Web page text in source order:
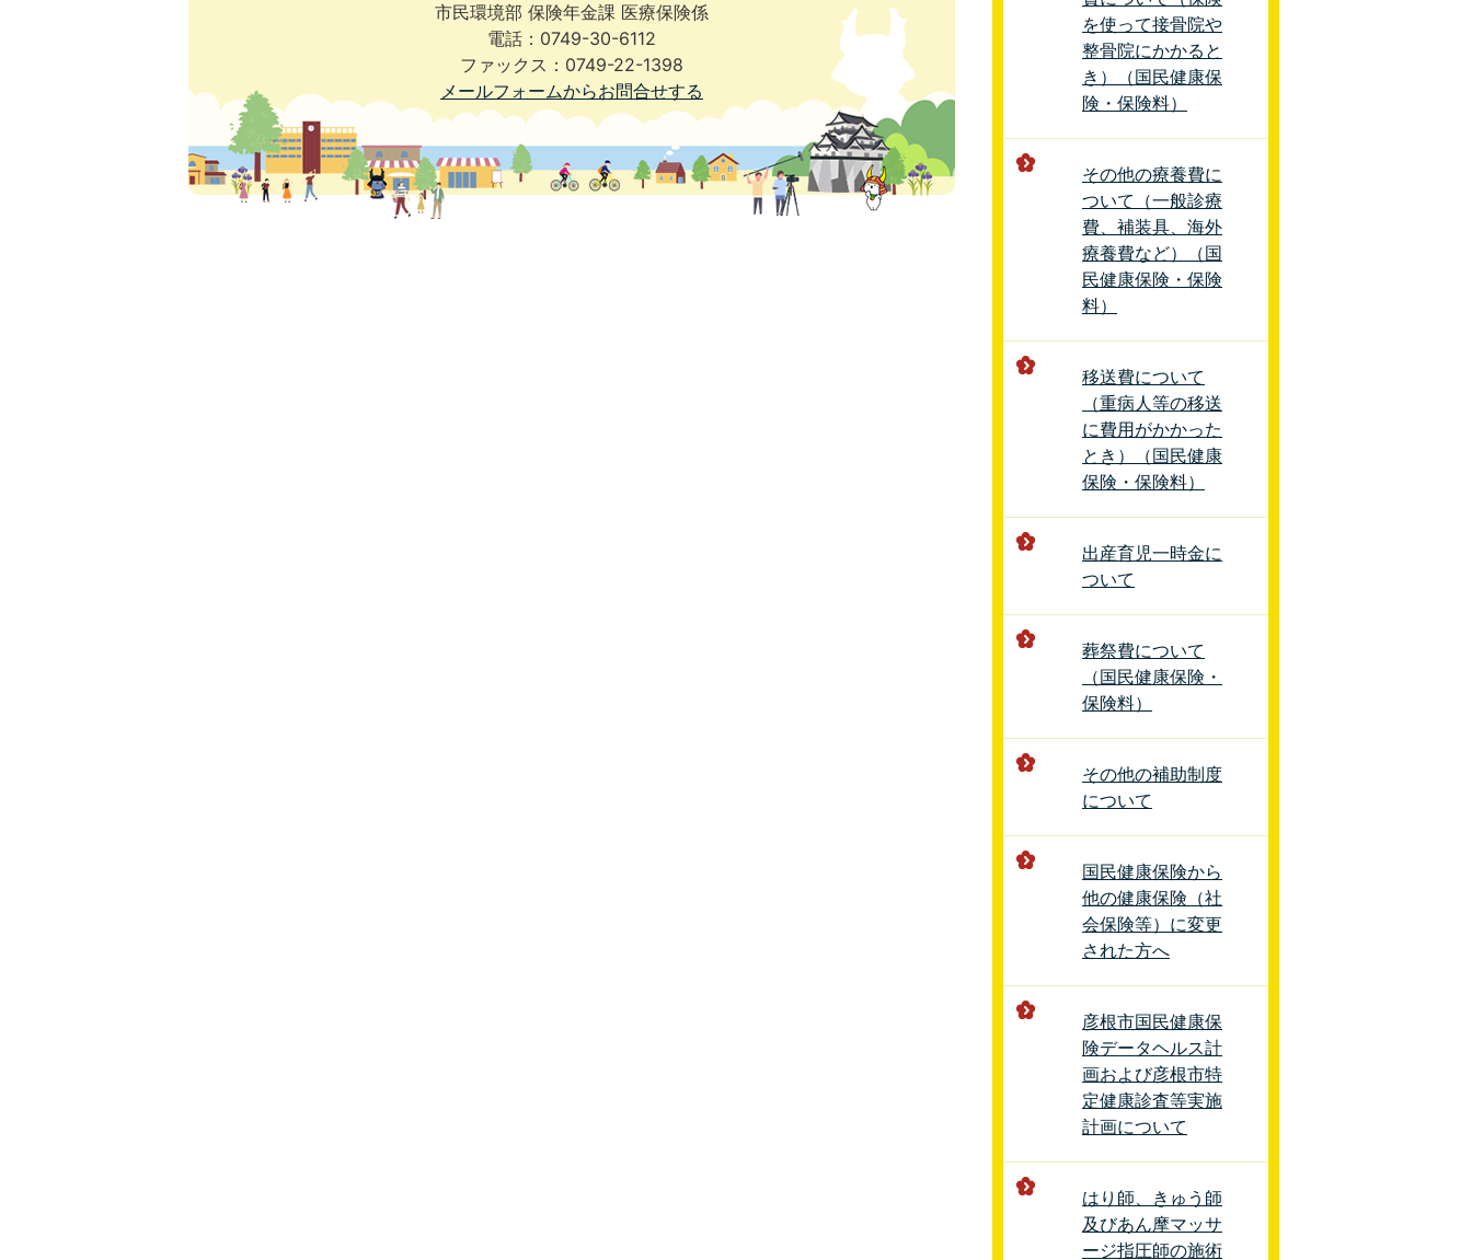
市民環境部 保険年金課 医療保険係
電話：0749-30-6112
ファックス：0749-22-1398
メールフォームからお問合せする
を使って接骨院や
整骨院にかかると
き）（国民健康保
険・保険料）
その他の療養費に
ついて（一般診療
費、補装具、海外
療養費など）（国
民健康保険・保険
料）
移送費について
（重病人等の移送
に費用がかかった
とき）（国民健康
保険・保険料）
出産育児一時金に
ついて
葬祭費について
（国民健康保険・
保険料）
その他の補助制度
について
国民健康保険から
他の健康保険（社
会保険等）に変更
された方へ
彦根市国民健康保
険データヘルス計
画および彦根市特
定健康診査等実施
計画について
はり師、きゅう師
及びあん摩マッサ
ージ指圧師の施術